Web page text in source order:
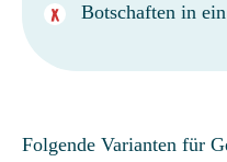
Botschaften in
Folgende Varianten für